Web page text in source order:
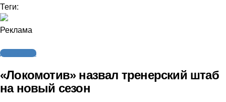
Теги:
Реклама
Другие виды
«Локомотив» назвал тренерский штаб
на новый сезон